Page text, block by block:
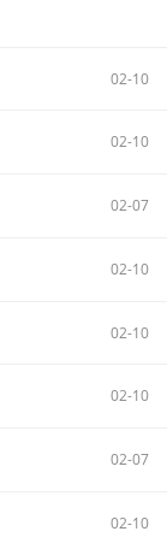
02-10
02-10
02-07
02-10
02-10
02-10
02-07
02-10